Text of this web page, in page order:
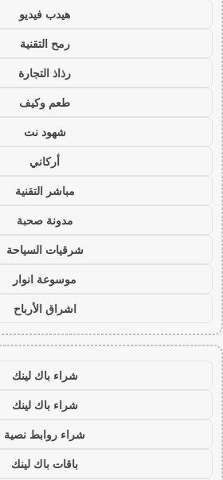
هيدب فيديو
رمح التقنية
رذاذ التجارة
طعم وكيف
شهود نت
أركاني
مباشر التقنية
مدونة صحبة
شرقيات السياحة
موسوعة انوار
اشراق الأرباح
شراء باك لينك
شراء باك لينك
شراء روابط نصية
باقات باك لينك